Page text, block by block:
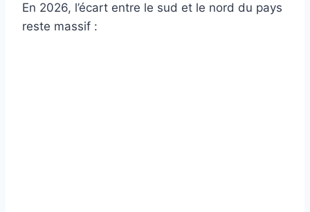
En 2026, l’écart entre le sud et le nord du pays
reste massif :